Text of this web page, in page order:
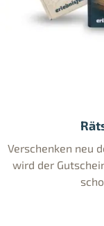
Verschenken neu
wird der